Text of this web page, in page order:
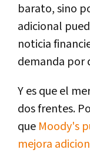
barato, sino
adicional
noticia
demanda por
Y es que el
dos frentes.
que Moody's
mejora